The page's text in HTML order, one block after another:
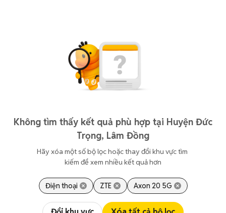
Không tìm thấy kết quả phù hợp tại Huyện Đức
Trọng, Lâm Đồng
Hãy xóa một số bộ lọc hoặc thay đổi khu vực tìm
kiếm để xem nhiều kết quả hơn
Điện thoại ZTE Axon 20 5G